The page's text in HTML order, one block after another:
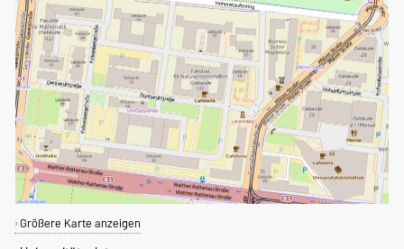
Größere Karte anzeigen